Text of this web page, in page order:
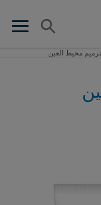
search
menu
محيط العين